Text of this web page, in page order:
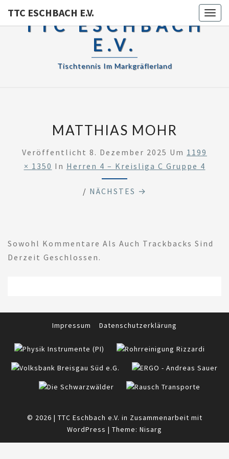
TTC ESCHBACH E.V.
TTC ESCHBACH
E.V.
Tischtennis Im Markgräflerland
MATTHIAS MOHR
Veröffentlicht 8. Dezember 2025 Um 1199
× 1350 In Herren 4 – Kreisliga C Gruppe 4
/ NÄCHSTES →
Sowohl Kommentare Als Auch Trackbacks Sind
Derzeit Geschlossen.
Impressum Datenschutzerklärung
© 2026 | TTC Eschbach e.V. in Zusammenarbeit mit
WordPress | Theme: Nisarg